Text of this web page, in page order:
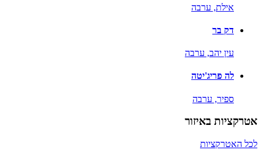
אילת, ערבה
דק בר
עין יהב, ערבה
לה פריג'יטה
ספיר, ערבה
אטרקציות באיזור
לכל האטרקציות